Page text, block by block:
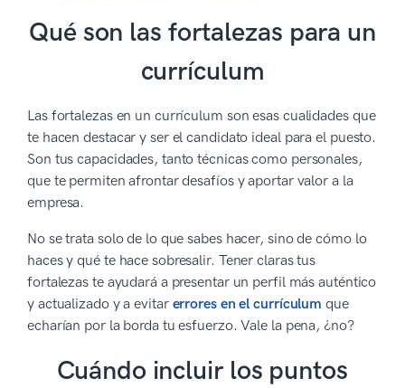
Qué son las fortalezas para un
currículum
Las fortalezas en un currículum son esas cualidades que
te hacen destacar y ser el candidato ideal para el puesto.
Son tus capacidades, tanto técnicas como personales,
que te permiten afrontar desafíos y aportar valor a la
empresa.
No se trata solo de lo que sabes hacer, sino de cómo lo
haces y qué te hace sobresalir. Tener claras tus
fortalezas te ayudará a presentar un perfil más auténtico
y actualizado y a evitar errores en el currículum que
echarían por la borda tu esfuerzo. Vale la pena, ¿no?
Cuándo incluir los puntos